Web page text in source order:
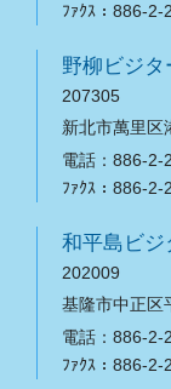
ﾌｧｸｽ：886-
野柳ビジ
207305
新北市萬里区
電話：886-2-
ﾌｧｸｽ：886-2-
和平島ビジ
202009
基隆市中正区
電話：886-2-
ﾌｧｸｽ：886-2-